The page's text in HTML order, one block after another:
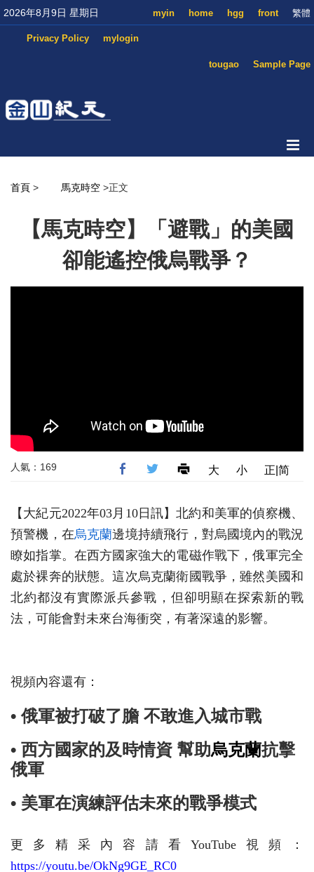
2026年8月9日 星期日 繁體
front
hgg
home
myin
mylogin
Privacy Policy
Sample Page
tougao
首頁 > 馬克時空 >正文
【馬克時空】「避戰」的美國
卻能遙控俄烏戰爭？
人氣：169 大 小 正|简
【大紀元2022年03月10日訊】北約和美軍的偵察機、
預警機，在烏克蘭邊境持續飛行，對烏國境內的戰況
瞭如指掌。在西方國家強大的電磁作戰下，俄軍完全
處於裸奔的狀態。這次烏克蘭衛國戰爭，雖然美國和
北約都沒有實際派兵參戰，但卻明顯在探索新的戰
法，可能會對未來台海衝突，有著深遠的影響。
視頻內容還有：
• 俄軍被打破了膽 不敢進入城市戰
• 西方國家的及時情資 幫助烏克蘭抗擊
俄軍
• 美軍在演練評估未來的戰爭模式
更多精采內容請看YouTube視頻：
https://youtu.be/OkNg9GE_RC0